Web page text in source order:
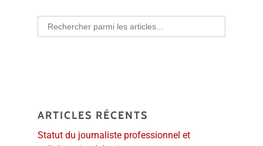
Search
for:
ARTICLES RÉCENTS
Statut du journaliste professionnel et